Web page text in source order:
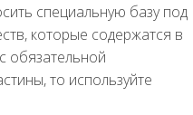
специальную базу под
которые содержатся в
обязательной
то используйте